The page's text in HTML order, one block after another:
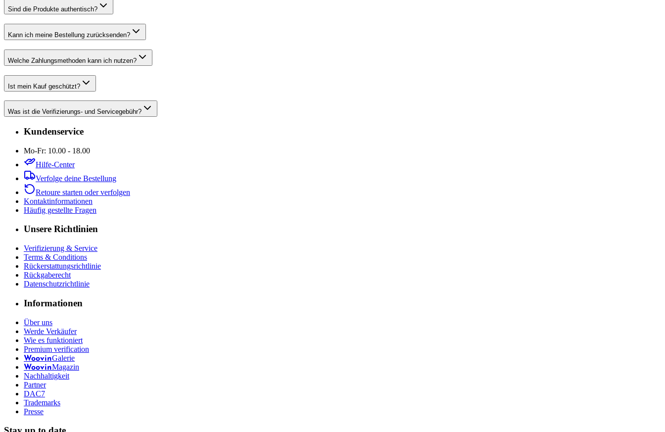
Sind die Produkte authentisch?
Kann ich meine Bestellung zurücksenden?
Welche Zahlungsmethoden kann ich nutzen?
Ist mein Kauf geschützt?
Was ist die Verifizierungs- und Servicegebühr?
Kundenservice
Mo-Fr: 10.00 - 18.00
Hilfe-Center
Verfolge deine Bestellung
Retoure starten oder verfolgen
Kontaktinformationen
Häufig gestellte Fragen
Unsere Richtlinien
Verifizierung & Service
Terms & Conditions
Rückerstattungsrichtlinie
Rückgaberecht
Datenschutzrichtlinie
Informationen
Über uns
Werde Verkäufer
Wie es funktioniert
Premium verification
WoovinGalerie
WoovinMagazin
Nachhaltigkeit
Partner
DAC7
Trademarks
Presse